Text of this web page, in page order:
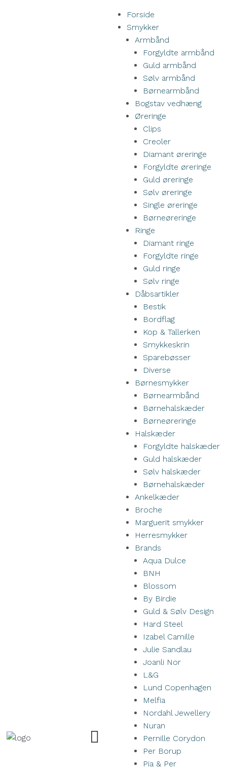
Forside
Smykker
Armbånd
Forgyldte armbånd
Guld armbånd
Sølv armbånd
Børnearmbånd
Bogstav vedhæng
Øreringe
Clips
Creoler
Diamant øreringe
Forgyldte øreringe
Guld øreringe
Sølv øreringe
Single øreringe
Børneøreringe
Ringe
Diamant ringe
Forgyldte ringe
Guld ringe
Sølv ringe
Dåbsartikler
Bestik
Bordflag
Kop & Tallerken
Smykkeskrin
Sparebøsser
Diverse
Børnesmykker
Børnearmbånd
Børnehalskæder
Børneøreringe
Halskæder
Forgyldte halskæder
Guld halskæder
Sølv halskæder
Børnehalskæder
Ankelkæder
Broche
Marguerit smykker
Herresmykker
Brands
Aqua Dulce
BNH
Blossom
By Birdie
Guld & Sølv Design
Hard Steel
Izabel Camille
Julie Sandlau
Joanli Nor
L&G
Lund Copenhagen
Melfia
Nordahl Jewellery
Nuran
Pernille Corydon
Per Borup
Pia & Per